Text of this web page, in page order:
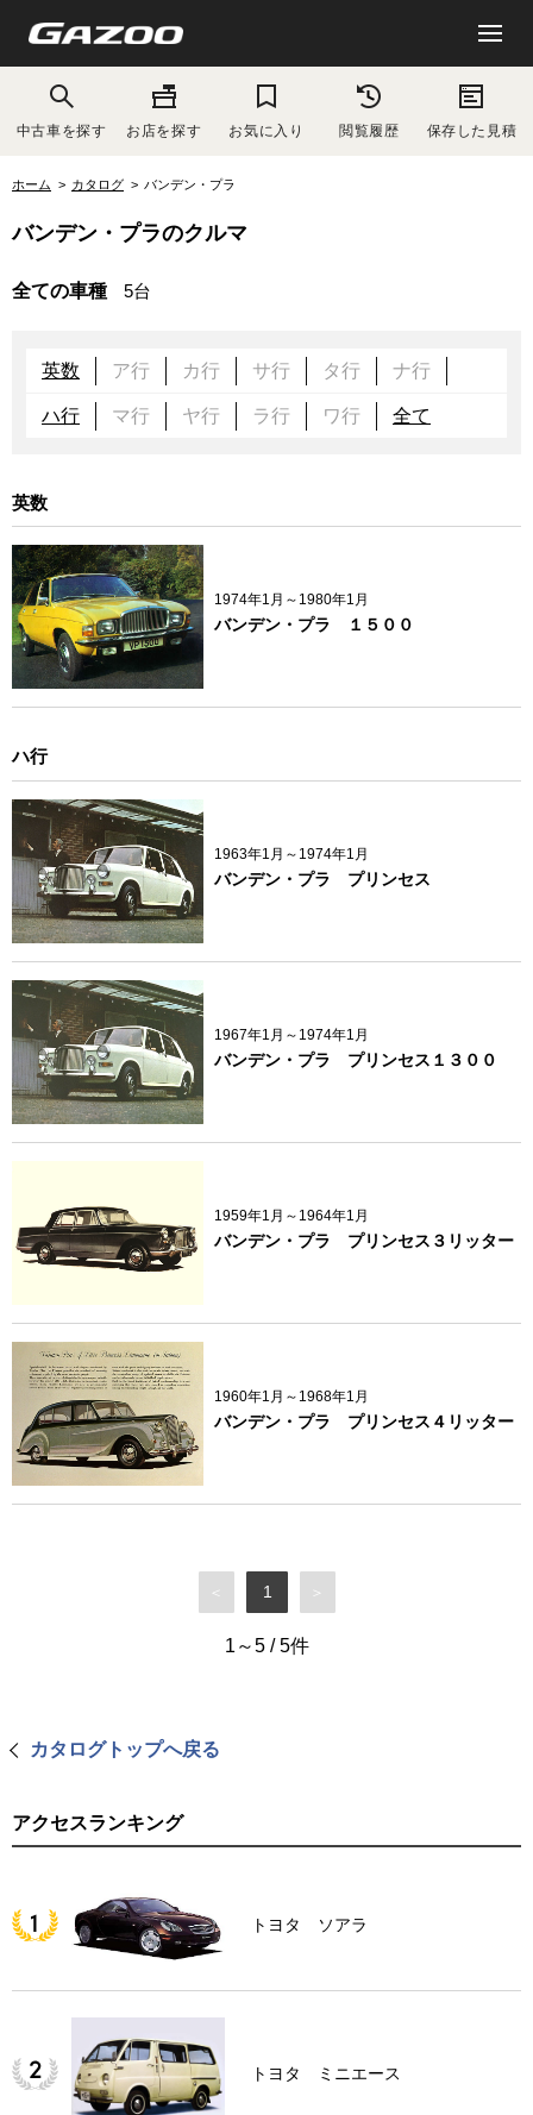
中古車を探す お店を探す お気に入り 閲覧履歴 保存した見積
ホーム カタログ バンデン・プラ
バンデン・プラのクルマ
全ての車種 5台
英数 ア行 カ行 サ行 タ行 ナ行
ハ行 マ行 ヤ行 ラ行 ワ行 全て
英数
1974年1月～1980年1月
バンデン・プラ １５００
ハ行
1963年1月～1974年1月
バンデン・プラ プリンセス
1967年1月～1974年1月
バンデン・プラ プリンセス１３００
1959年1月～1964年1月
バンデン・プラ プリンセス３リッター
1960年1月～1968年1月
バンデン・プラ プリンセス４リッター
＜ 1 ＞
1～5/5件
カタログトップへ戻る
アクセスランキング
トヨタ ソアラ
トヨタ ミニエース